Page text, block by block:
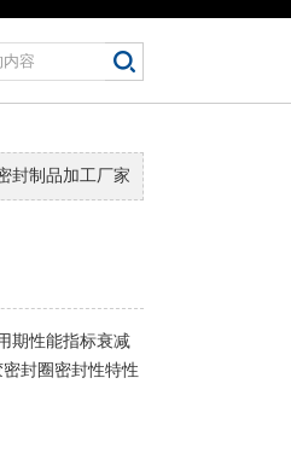
封制品加工厂家
期性能指标衰减
封圈密封性特性